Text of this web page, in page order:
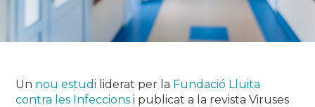
Un nou estudi liderat per la Fundació Lluita
contra les Infeccions i publicat a la revistaViruses